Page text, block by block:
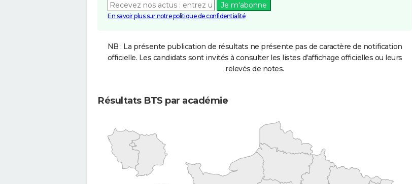
Je m'abonne
En savoir plus sur notre politique de confidentialité
NB : La présente publication de résultats ne présente pas de caractère de notification
officielle. Les candidats sont invités à consulter les listes d'affichage officielles ou leurs
relevés de notes.
Résultats BTS par académie